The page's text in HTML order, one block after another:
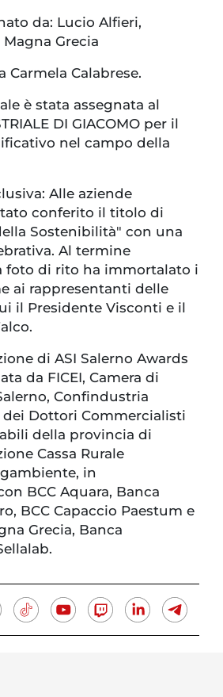
da: Lucio Alfieri,
Grecia
Carmela Calabrese.
è stata assegnata al
DI GIACOMO per il
nel campo della
Alle aziende
conferito il titolo di
Sostenibilità" con una
Al termine
foto di rito ha immortalato i
ai rappresentanti delle
il Presidente Visconti e il
di ASI Salerno Awards
da FICEI, Camera di
Confindustria
dei Dottori Commercialisti
della provincia di
Cassa Rurale
in
BCC Aquara, Banca
BCC Capaccio Paestum e
Grecia, Banca